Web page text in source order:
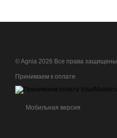
© Agnia 2026 Все права защищены
Принимаем к оплате
Мобильная версия